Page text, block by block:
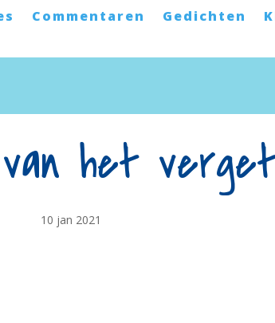
Commentaren Gedichten
het
10 jan 2021